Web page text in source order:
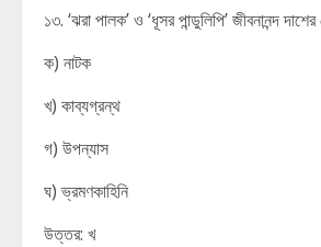
১৩. ‘ঝরা পালক’ ও ‘ধূসর পান্ডুলিপি’ জীবনানন্দ
ক) নাটক
খ) কাব্যগ্রন্থ
গ) উপন্যাস
ঘ) ভ্রমণকাহিনি
উত্তর: খ